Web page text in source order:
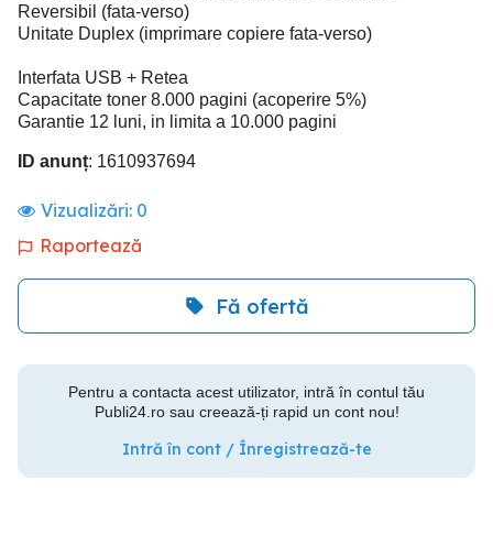
Reversibil (fata-verso)
Unitate Duplex (imprimare copiere fata-verso)
Interfata USB + Retea
Capacitate toner 8.000 pagini (acoperire 5%)
Garantie 12 luni, in limita a 10.000 pagini
ID anunț: 1610937694
Vizualizări: 0
Raportează
Fă ofertă
Pentru a contacta acest utilizator, intră în contul tău
Publi24.ro sau creează-ți rapid un cont nou!
Intră în cont / Înregistrează-te